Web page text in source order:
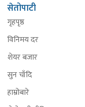
सेतोपाटी
गृहपृष्ठ
विनिमय दर
शेयर बजार
सुन चाँदि
हाम्रोबारे